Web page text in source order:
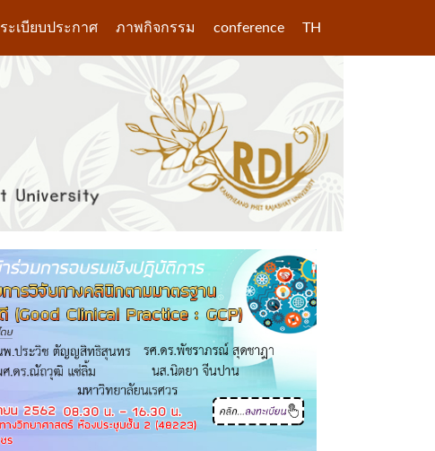
ระเบียบประกาศ ภาพกิจกรรม conference TH